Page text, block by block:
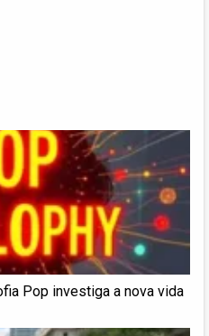
Pop investiga a nova vida